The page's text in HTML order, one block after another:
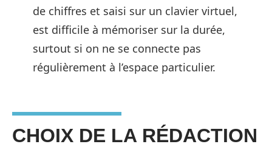
de chiffres et saisi sur un clavier virtuel,
est difficile à mémoriser sur la durée,
surtout si on ne se connecte pas
régulièrement à l’espace particulier.
CHOIX DE LA RÉDACTION